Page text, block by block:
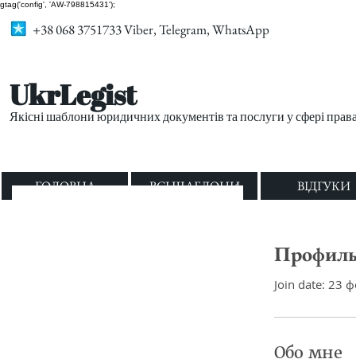
gtag('config', 'AW-798815431');
+38 068 3751733 Viber, Telegram, WhatsApp
UkrLegist
Якісні шаблони юридичних документів та послуги у сфері
ГОЛОВНА ВСІ ШАБЛОНИ ВІДГУКИ
Join date: 23
Обо мне